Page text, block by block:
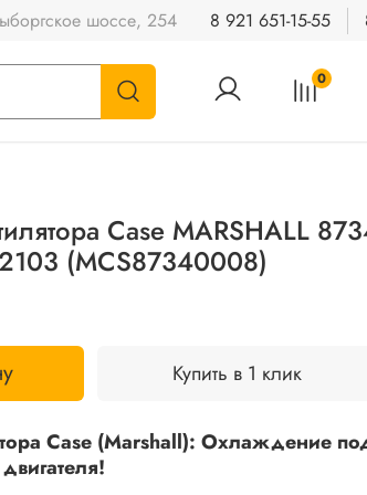
шоссе, 254 8 921 651-15-55
0
Case MARSHALL
(MCS87340008)
Купить в 1 клик
Case (Marshall): Охлаждение